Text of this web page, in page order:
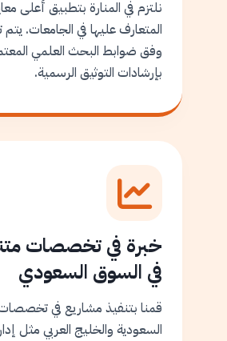
نلتزم في المنارة بتطبيق أعلى
المتعارف عليها في الجامعات.
وفق ضوابط البحث العلمي
بإرشادات التوثيق الرسمية.
خبرة في تخصصات
في السوق السعودي
قمنا بتنفيذ مشاريع في تخصصات
السعودية والخليج العربي مثل